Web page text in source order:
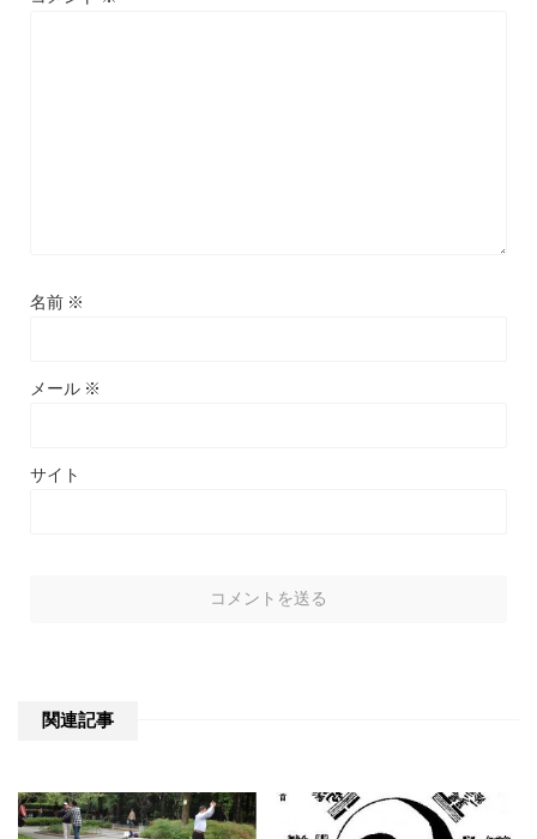
名前 ※
メール ※
サイト
関連記事